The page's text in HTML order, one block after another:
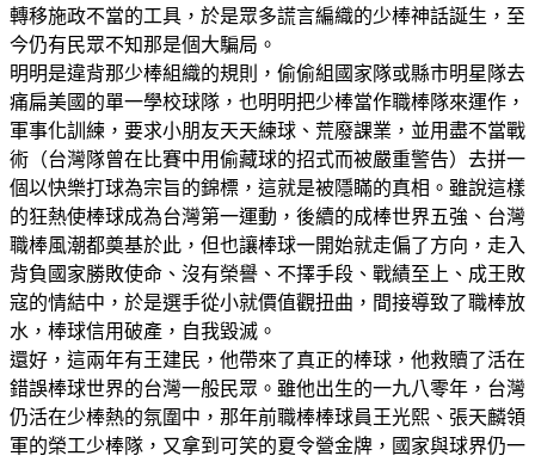
轉移施政不當的工具，於是眾多謊言編織的少棒神話誕生，至
今仍有民眾不知那是個大騙局。
明明是違背那少棒組織的規則，偷偷組國家隊或縣市明星隊去
痛扁美國的單一學校球隊，也明明把少棒當作職棒隊來運作，
軍事化訓練，要求小朋友天天練球、荒廢課業，並用盡不當戰
術（台灣隊曾在比賽中用偷藏球的招式而被嚴重警告）去拼一
個以快樂打球為宗旨的錦標，這就是被隱瞞的真相。雖說這樣
的狂熱使棒球成為台灣第一運動，後續的成棒世界五強、台灣
職棒風潮都奠基於此，但也讓棒球一開始就走偏了方向，走入
背負國家勝敗使命、沒有榮譽、不擇手段、戰績至上、成王敗
寇的情結中，於是選手從小就價值觀扭曲，間接導致了職棒放
水，棒球信用破產，自我毀滅。
還好，這兩年有王建民，他帶來了真正的棒球，他救贖了活在
錯誤棒球世界的台灣一般民眾。雖他出生的一九八零年，台灣
仍活在少棒熱的氛圍中，那年前職棒棒球員王光熙、張天麟領
軍的榮工少棒隊，又拿到可笑的夏令營金牌，國家與球界仍一